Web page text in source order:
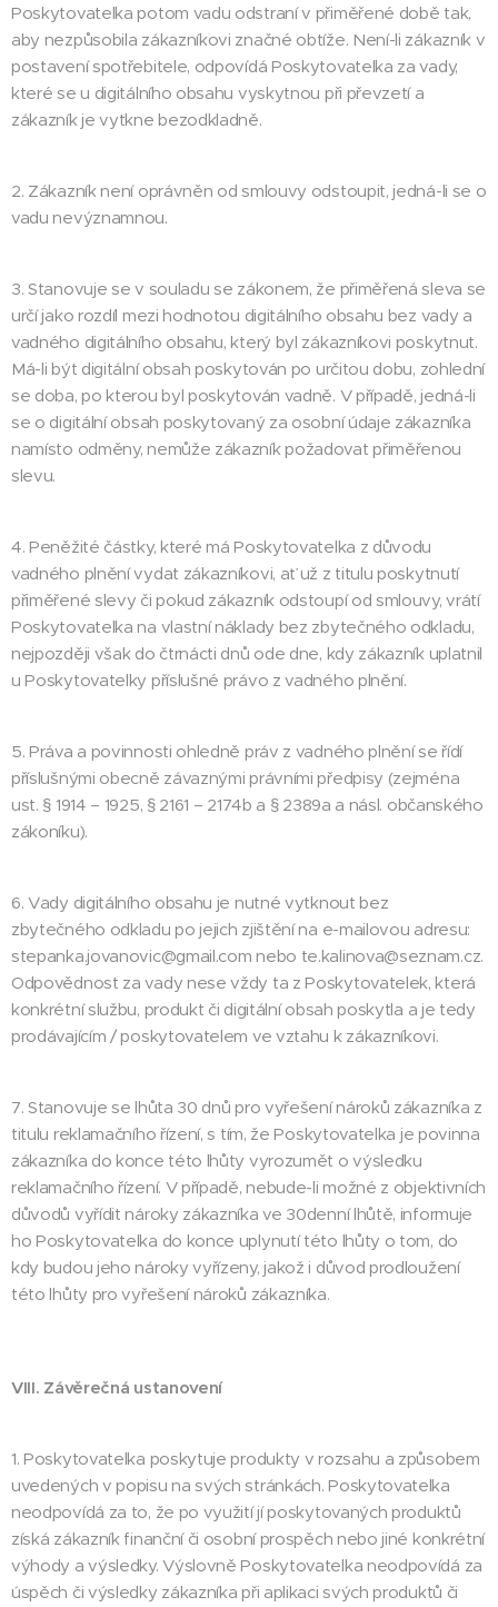
Poskytovatelka potom vadu odstraní v přiměřené době tak,
aby nezpůsobila zákazníkovi značné obtíže. Není-li zákazník v
postavení spotřebitele, odpovídá Poskytovatelka za vady,
které se u digitálního obsahu vyskytnou při převzetí a
zákazník je vytkne bezodkladně.
2. Zákazník není oprávněn od smlouvy odstoupit, jedná-li se o
vadu nevýznamnou.
3. Stanovuje se v souladu se zákonem, že přiměřená sleva se
určí jako rozdíl mezi hodnotou digitálního obsahu bez vady a
vadného digitálního obsahu, který byl zákazníkovi poskytnut.
Má-li být digitální obsah poskytován po určitou dobu, zohlední
se doba, po kterou byl poskytován vadně. V případě, jedná-li
se o digitální obsah poskytovaný za osobní údaje zákazníka
namísto odměny, nemůže zákazník požadovat přiměřenou
slevu.
4. Peněžité částky, které má Poskytovatelka z důvodu
vadného plnění vydat zákazníkovi, ať už z titulu poskytnutí
přiměřené slevy či pokud zákazník odstoupí od smlouvy, vrátí
Poskytovatelka na vlastní náklady bez zbytečného odkladu,
nejpozději však do čtrnácti dnů ode dne, kdy zákazník uplatnil
u Poskytovatelky příslušné právo z vadného plnění.
5. Práva a povinnosti ohledně práv z vadného plnění se řídí
příslušnými obecně závaznými právními předpisy (zejména
ust. § 1914 – 1925, § 2161 – 2174b a § 2389a a násl. občanského
zákoníku).
6. Vady digitálního obsahu je nutné vytknout bez
zbytečného odkladu po jejich zjištění na e-mailovou adresu:
stepanka.jovanovic@gmail.com nebo te.kalinova@seznam.cz.
Odpovědnost za vady nese vždy ta z Poskytovatelek, která
konkrétní službu, produkt či digitální obsah poskytla a je tedy
prodávajícím / poskytovatelem ve vztahu k zákazníkovi.
7. Stanovuje se lhůta 30 dnů pro vyřešení nároků zákazníka z
titulu reklamačního řízení, s tím, že Poskytovatelka je povinna
zákazníka do konce této lhůty vyrozumět o výsledku
reklamačního řízení. V případě, nebude-li možné z objektivních
důvodů vyřídit nároky zákazníka ve 30denní lhůtě, informuje
ho Poskytovatelka do konce uplynutí této lhůty o tom, do
kdy budou jeho nároky vyřízeny, jakož i důvod prodloužení
této lhůty pro vyřešení nároků zákazníka.
VIII. Závěrečná ustanovení
1. Poskytovatelka poskytuje produkty v rozsahu a způsobem
uvedených v popisu na svých stránkách. Poskytovatelka
neodpovídá za to, že po využití jí poskytovaných produktů
získá zákazník finanční či osobní prospěch nebo jiné konkrétní
výhody a výsledky. Výslovně Poskytovatelka neodpovídá za
úspěch či výsledky zákazníka při aplikaci svých produktů či